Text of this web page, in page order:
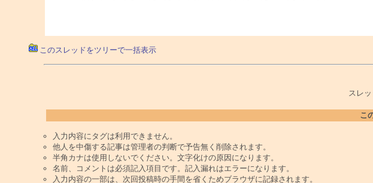
このスレッドをツリーで一括表示
スレ
こ
入力内容にタグは利用できません。
他人を中傷する記事は管理者の判断で予告無く削除されます。
半角カナは使用しないでください。文字化けの原因になります。
名前、コメントは必須記入項目です。記入漏れはエラーになります。
入力内容の一部は、次回投稿時の手間を省くためブラウザに記録されます。